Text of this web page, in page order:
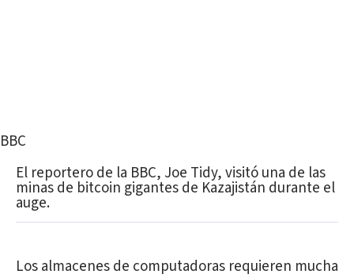
BBC
El reportero de la BBC, Joe Tidy, visitó una de las
minas de bitcoin gigantes de Kazajistán durante el
auge.
Los almacenes de computadoras requieren mucha